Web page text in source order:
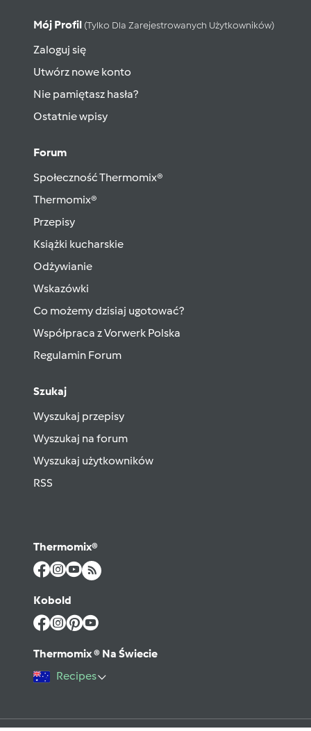
Mój Profil (tylko Dla Zarejestrowanych Użytkowników)
Zaloguj się
Utwórz nowe konto
Nie pamiętasz hasła?
Ostatnie wpisy
Forum
Społeczność Thermomix®
Thermomix®
Przepisy
Książki kucharskie
Odżywianie
Wskazówki
Co możemy dzisiaj ugotować?
Współpraca z Vorwerk Polska
Regulamin Forum
Szukaj
Wyszukaj przepisy
Wyszukaj na forum
Wyszukaj użytkowników
RSS
Thermomix®
Kobold
Thermomix ® Na Świecie
Recipes